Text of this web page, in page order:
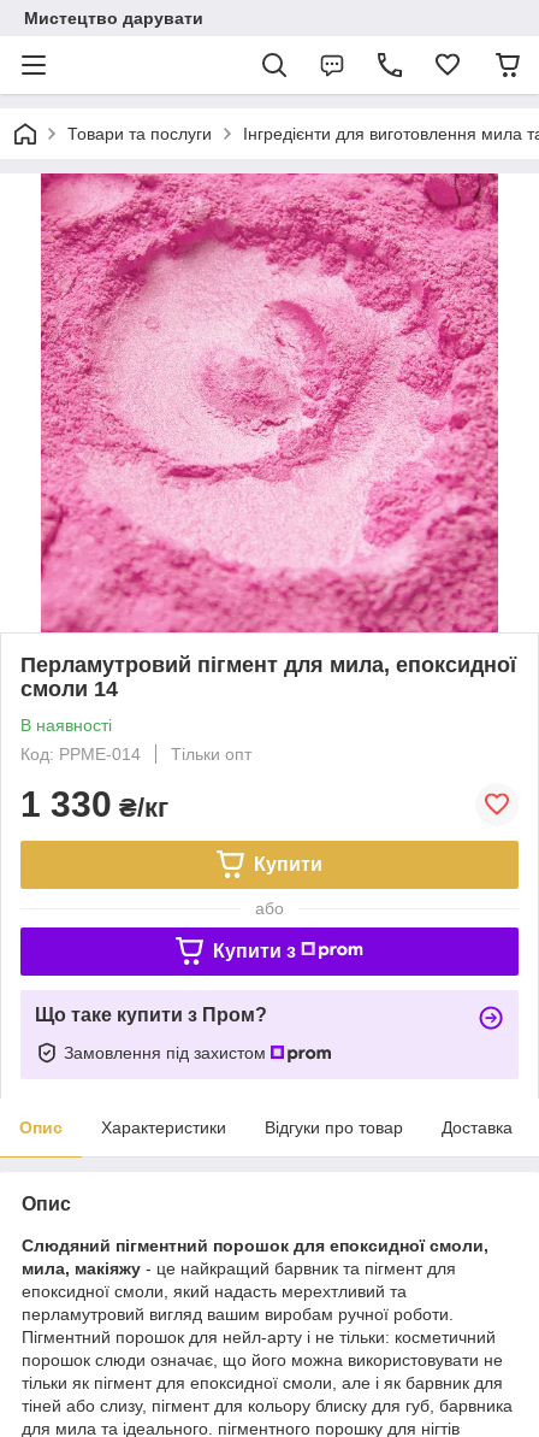
Мистецтво дарувати
Товари та послуги Інгредієнти для виготовлення мила
Перламутровий пігмент для мила, епоксидної
смоли 14
В наявності
Код: PPME-014
Тільки опт
1 330 ₴/кг
Купити
або
Купити з
Що таке купити з Пром?
Замовлення під захистом
Опис Характеристики Відгуки про товар Доставка
Опис
Слюдяний пігментний порошок для епоксидної смоли,
мила, макіяжу - це найкращий барвник та пігмент для
епоксидної смоли, який надасть мерехтливий та
перламутровий вигляд вашим виробам ручної роботи.
Пігментний порошок для нейл-арту і не тільки: косметичний
порошок слюди означає, що його можна використовувати не
тільки як пігмент для епоксидної смоли, але і як барвник для
тіней або слизу, пігмент для кольору блиску для губ, барвника
для мила та ідеального. пігментного порошку для нігтів